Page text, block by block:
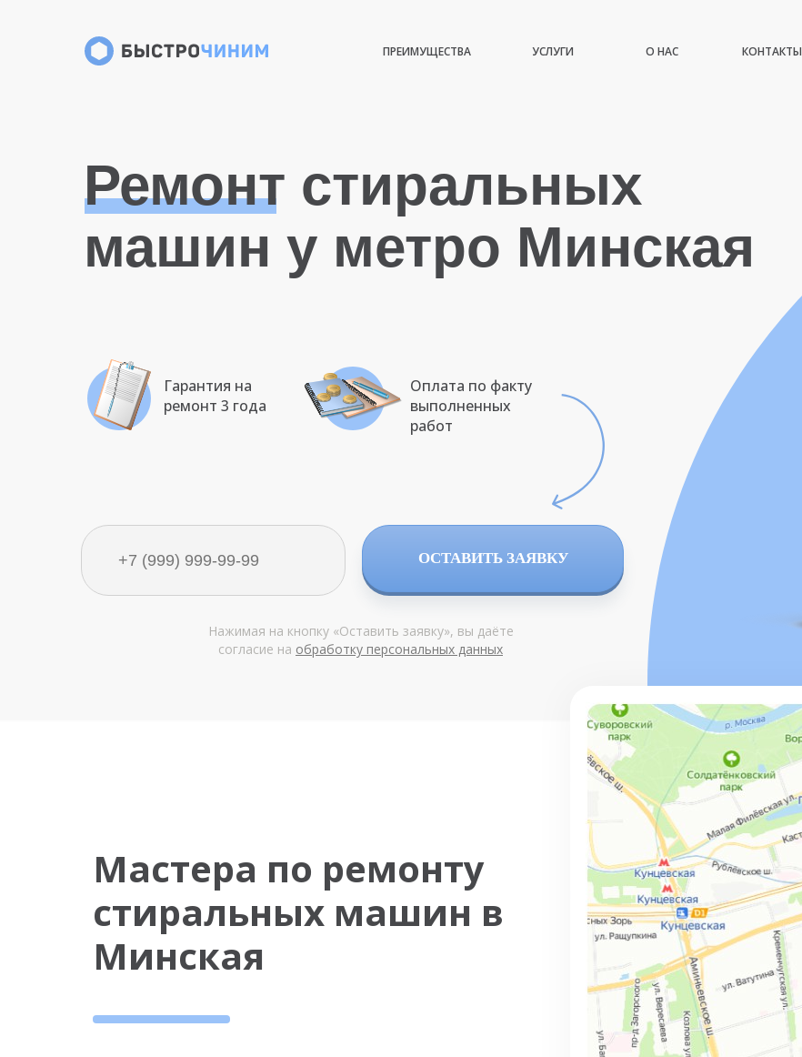
Ремонт стиральных
машин у метро Минская
Гарантия на
ремонт 3 года
Оплата по факту
выполненных
работ
Нажимая на кнопку «Оставить заявку», вы даёте
согласие на обработку персональных данных
ОСТАВИТЬ ЗАЯВКУ
О НАС
ПРЕИМУЩЕСТВА УСЛУГИ КОНТАКТЫ
Мастера по ремонту
стиральных машин в
Минская